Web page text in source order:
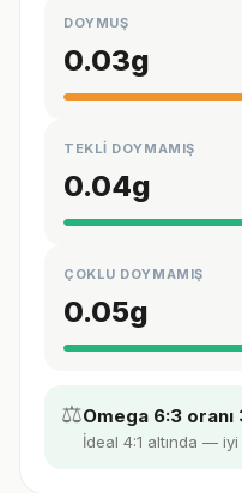
DOYMUŞ
0.03g
TEKLİ DOYMAMIŞ
0.04g
ÇOKLU DOYMAMIŞ
0.05g
⚖️Omega 6:3 oranı
İdeal 4:1 altında —